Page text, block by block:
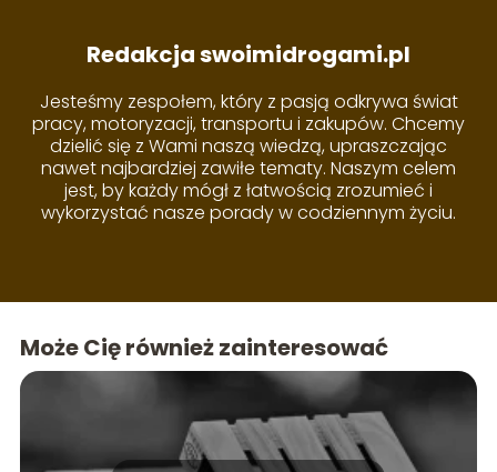
Redakcja swoimidrogami.pl
Jesteśmy zespołem, który z pasją odkrywa świat
pracy, motoryzacji, transportu i zakupów. Chcemy
dzielić się z Wami naszą wiedzą, upraszczając
nawet najbardziej zawiłe tematy. Naszym celem
jest, by każdy mógł z łatwością zrozumieć i
wykorzystać nasze porady w codziennym życiu.
Może Cię również zainteresować